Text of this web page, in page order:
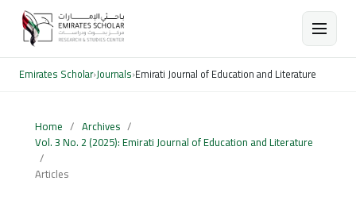
Emirates Scholar›Journals›Emirati Journal of Education and Literature
Home / Archives /
Vol. 3 No. 2 (2025): Emirati Journal of Education and Literature
/
Articles